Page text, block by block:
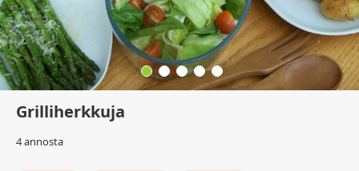
Grilliherkkuja
4 annosta